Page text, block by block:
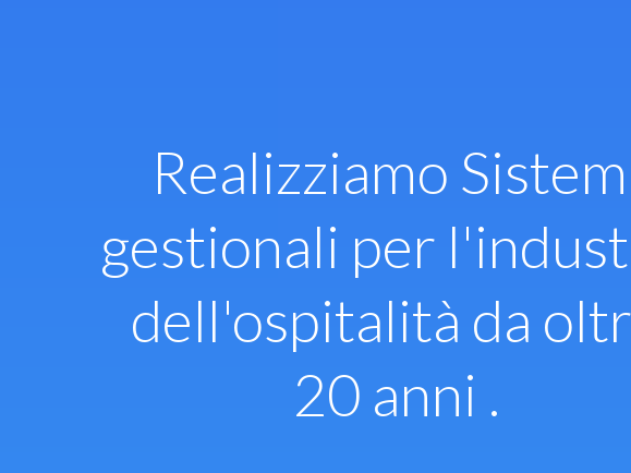
Realizziamo
gestionali per
dell'ospitalità da
20 anni .